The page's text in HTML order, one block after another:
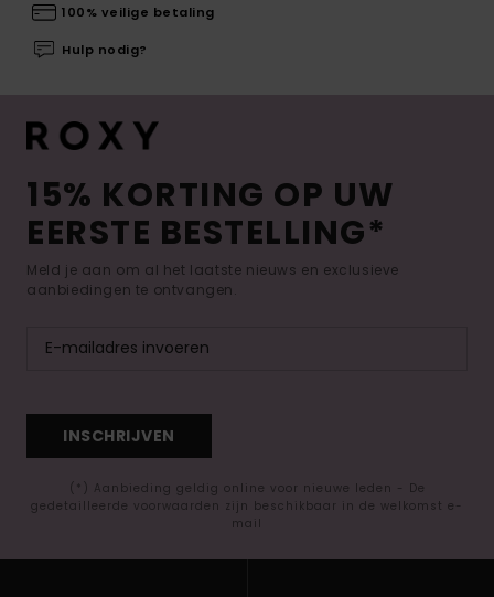
100% veilige betaling
Hulp nodig?
15% KORTING OP UW
EERSTE BESTELLING*
Meld je aan om al het laatste nieuws en exclusieve
aanbiedingen te ontvangen.
INSCHRIJVEN
(*) Aanbieding geldig online voor nieuwe leden - De
gedetailleerde voorwaarden zijn beschikbaar in de welkomst e-
mail